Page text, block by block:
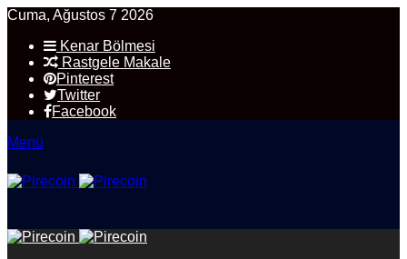
Cuma, Ağustos 7 2026
Kenar Bölmesi
Rastgele Makale
Pinterest
Twitter
Facebook
Menü